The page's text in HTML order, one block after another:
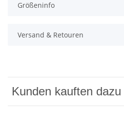
Größeninfo
Versand & Retouren
Kunden kauften